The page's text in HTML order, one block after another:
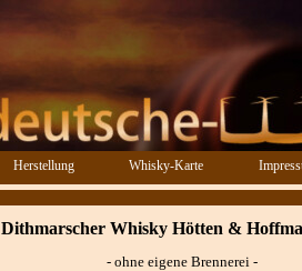
Menü überspringen
▼
Herstellung Whisky-Karte
Dithmarscher Whisky Hötten &
- ohne eigene Brennerei -